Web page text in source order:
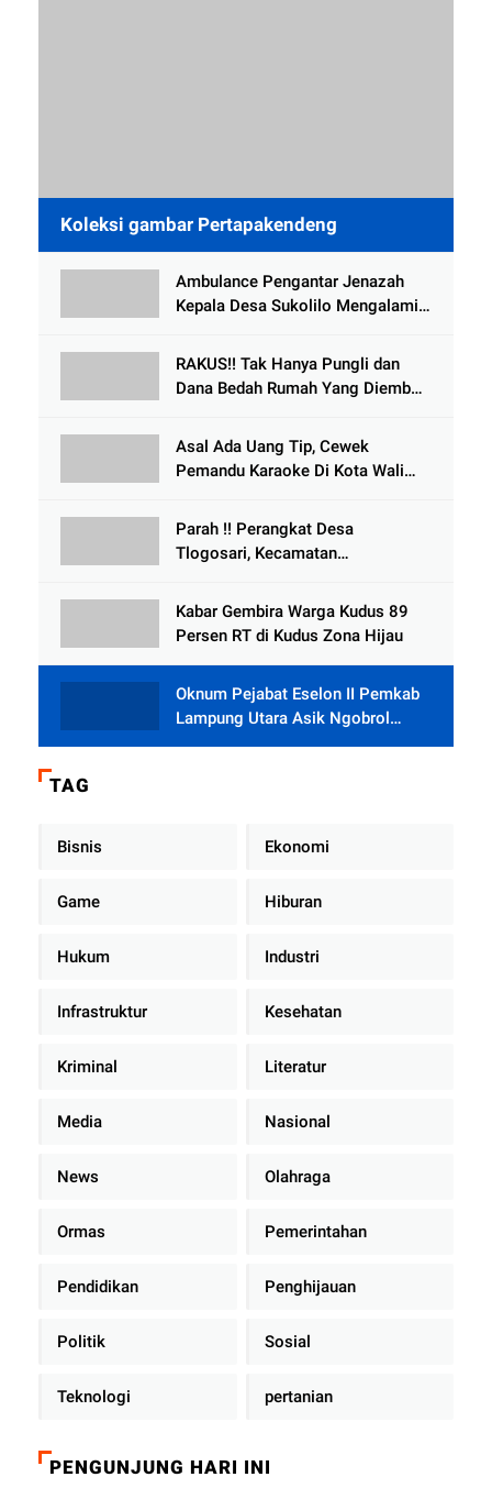
Koleksi gambar Pertapakendeng
Ambulance Pengantar Jenazah
Kepala Desa Sukolilo Mengalami
Meninggal Dunia
RAKUS!! Tak Hanya Pungli dan
Dana Bedah Rumah Yang Diembat,
Tlogowungu, di Duga
Selewengkan Bantuan Mushola
Asal Ada Uang Tip, Cewek
Pemandu Karaoke Di Kota Wali
Parah !! Perangkat Desa
Tlogosari, Kecamatan
Rumah dari BAZNAS
Kabar Gembira Warga Kudus 89
Persen RT di Kudus Zona Hijau
Oknum Pejabat Eselon II Pemkab
Lampung Utara Asik Ngobrol
Dengan Teman Kencan Wanitanya
TAG
Bisnis Ekonomi
Game Hiburan
Hukum Industri
Infrastruktur Kesehatan
Kriminal Literatur
Media Nasional
News Olahraga
Ormas Pemerintahan
Pendidikan Penghijauan
Politik Sosial
Teknologi pertanian
PENGUNJUNG HARI INI